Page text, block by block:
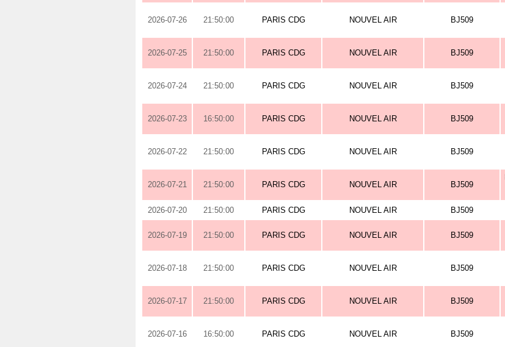
2026-07-26 21:50:00 PARIS CDG NOUVEL AIR BJ509
2026-07-25 21:50:00 PARIS CDG NOUVEL AIR BJ509
2026-07-24 21:50:00 PARIS CDG NOUVEL AIR BJ509
2026-07-23 16:50:00 PARIS CDG NOUVEL AIR BJ509
2026-07-22 21:50:00 PARIS CDG NOUVEL AIR BJ509
2026-07-21 21:50:00 PARIS CDG NOUVEL AIR BJ509
2026-07-20
21:50:00 PARIS CDG NOUVEL AIR BJ509
2026-07-19 21:50:00 PARIS CDG NOUVEL AIR BJ509
2026-07-18 21:50:00 PARIS CDG NOUVEL AIR BJ509
2026-07-17 21:50:00 PARIS CDG NOUVEL AIR BJ509
2026-07-16 16:50:00 PARIS CDG NOUVEL AIR BJ509